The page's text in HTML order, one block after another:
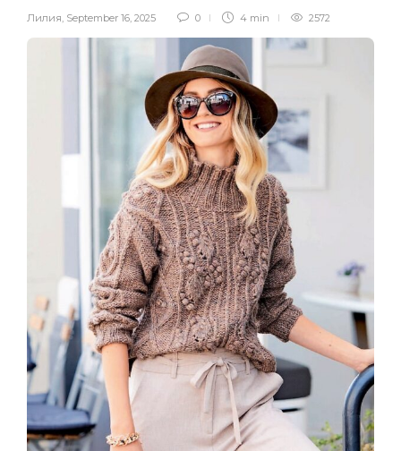
Лилия, September 16, 2025 0 4 min 2572